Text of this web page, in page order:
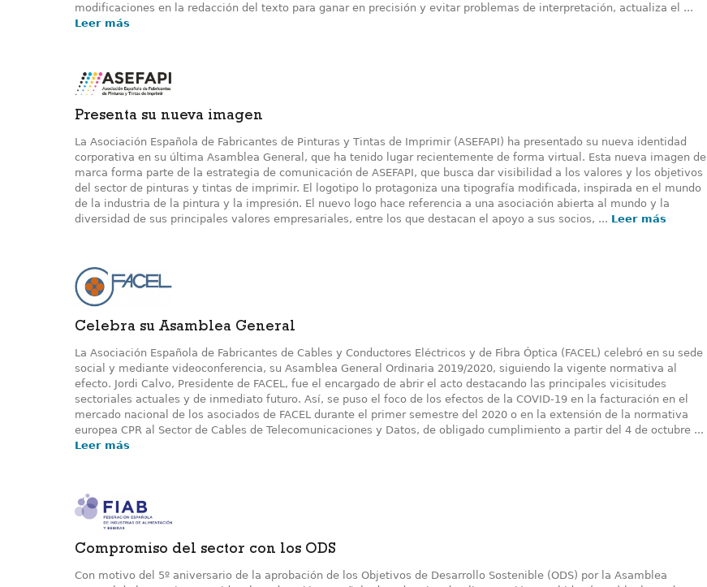
modificaciones en la redacción del texto para ganar en precisión y evitar problemas de interpretación, actualiza el ...
Leer más
Presenta su nueva imagen
La Asociación Española de Fabricantes de Pinturas y Tintas de Imprimir (ASEFAPI) ha presentado su nueva identidad
corporativa en su última Asamblea General, que ha tenido lugar recientemente de forma virtual. Esta nueva imagen de
marca forma parte de la estrategia de comunicación de ASEFAPI, que busca dar visibilidad a los valores y los objetivos
del sector de pinturas y tintas de imprimir. El logotipo lo protagoniza una tipografía modificada, inspirada en el mundo
de la industria de la pintura y la impresión. El nuevo logo hace referencia a una asociación abierta al mundo y la
diversidad de sus principales valores empresariales, entre los que destacan el apoyo a sus socios, ... Leer más
Celebra su Asamblea General
La Asociación Española de Fabricantes de Cables y Conductores Eléctricos y de Fibra Óptica (FACEL) celebró en su sede
social y mediante videoconferencia, su Asamblea General Ordinaria 2019/2020, siguiendo la vigente normativa al
efecto. Jordi Calvo, Presidente de FACEL, fue el encargado de abrir el acto destacando las principales vicisitudes
sectoriales actuales y de inmediato futuro. Así, se puso el foco de los efectos de la COVID-19 en la facturación en el
mercado nacional de los asociados de FACEL durante el primer semestre del 2020 o en la extensión de la normativa
europea CPR al Sector de Cables de Telecomunicaciones y Datos, de obligado cumplimiento a partir del 4 de octubre ...
Leer más
Compromiso del sector con los ODS
Con motivo del 5º aniversario de la aprobación de los Objetivos de Desarrollo Sostenible (ODS) por la Asamblea